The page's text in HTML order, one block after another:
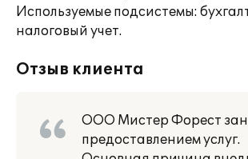
Используемые подсистемы:
налоговый учет.
Отзыв клиента
ООО Мистер Форест
предоставлением услуг.